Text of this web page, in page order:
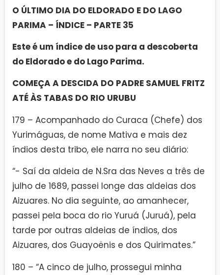
O ÚLTIMO DIA DO ELDORADO E DO LAGO
PARIMA – ÍNDICE – PARTE 35
Este é um índice de uso para a descoberta
do Eldorado e do Lago Parima.
COMEÇA A DESCIDA DO PADRE SAMUEL FRITZ
ATÉ ÀS TABAS DO RIO URUBU
179 – Acompanhado do Curaca (Chefe) dos
Yurimáguas, de nome Mativa e mais dez
índios desta tribo, ele narra no seu diário:
“- Saí da aldeia de N.Sra das Neves a três de
julho de 1689, passei longe das aldeias dos
Aizuares. No dia seguinte, ao amanhecer,
passei pela boca do rio Yuruá (Juruá), pela
tarde por outras aldeias de índios, dos
Aizuares, dos Guayoënis e dos Quirimates.”
180 – “A cinco de julho, prossegui minha